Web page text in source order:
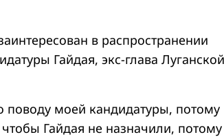
в распространении
Гайдая, экс-глава Луганской
поводу моей кандидатуры, потому
Гайдая не назначили, потому